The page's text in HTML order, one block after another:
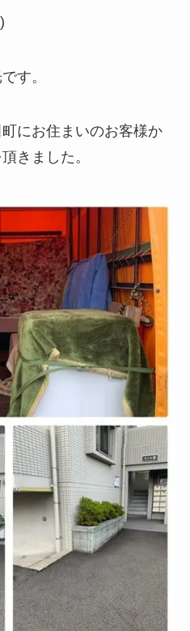
す。
にお住まいのお客様か
きました。